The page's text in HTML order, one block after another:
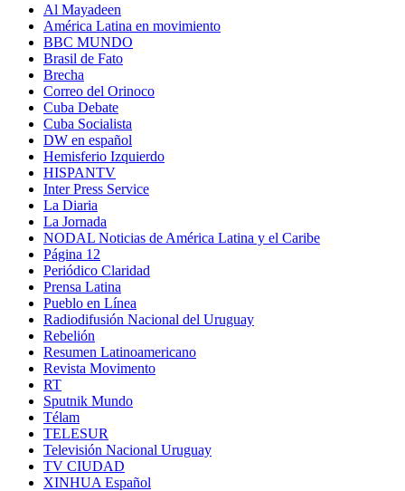
Al Mayadeen
América Latina en movimiento
BBC MUNDO
Brasil de Fato
Brecha
Correo del Orinoco
Cuba Debate
Cuba Socialista
DW en español
Hemisferio Izquierdo
HISPANTV
Inter Press Service
La Diaria
La Jornada
NODAL Noticias de América Latina y el Caribe
Página 12
Periódico Claridad
Prensa Latina
Pueblo en Línea
Radiodifusión Nacional del Uruguay
Rebelión
Resumen Latinoamericano
Revista Movimento
RT
Sputnik Mundo
Télam
TELESUR
Televisión Nacional Uruguay
TV CIUDAD
XINHUA Español